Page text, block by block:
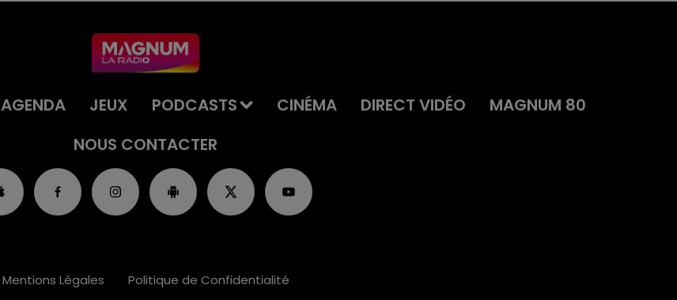
AGENDA JEUX PODCASTS CINÉMA DIRECT VIDÉO
MAGNUM 80
NOUS CONTACTER
Mentions Légales Politique de Confidentialité